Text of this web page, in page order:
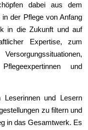
dabei aus dem
der Pflege von Anfang
in die Zukunft und auf
Expertise, zum
und
und Lesern
zu filtern und
in das Gesamtwerk. Es